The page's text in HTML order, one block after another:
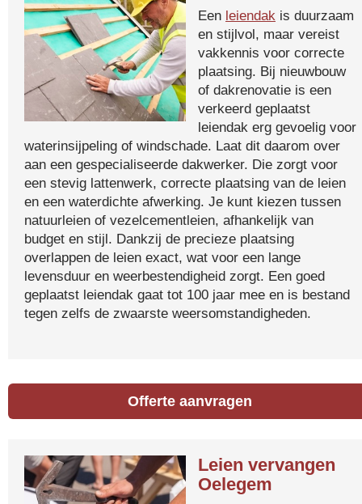
Een leiendak is duurzaam
en stijlvol, maar vereist
vakkennis voor correcte
plaatsing. Bij nieuwbouw
of dakrenovatie is een
verkeerd geplaatst
leiendak erg gevoelig voor
waterinsijpeling of windschade. Laat dit daarom over
aan een gespecialiseerde dakwerker. Die zorgt voor
een stevig lattenwerk, correcte plaatsing van de leien
en een waterdichte afwerking. Je kunt kiezen tussen
natuurleien of vezelcementleien, afhankelijk van
budget en stijl. Dankzij de precieze plaatsing
overlappen de leien exact, wat voor een lange
levensduur en weerbestendigheid zorgt. Een goed
geplaatst leiendak gaat tot 100 jaar mee en is bestand
tegen zelfs de zwaarste weersomstandigheden.
Offerte aanvragen
Leien vervangen
Oelegem